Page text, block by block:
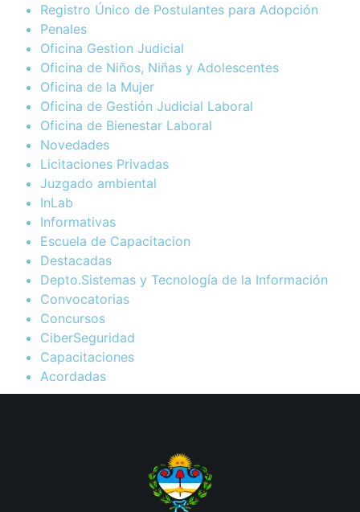
Registro Único de Postulantes para Adopción
Penales
Oficina Gestion Judicial
Oficina de Niños, Niñas y Adolescentes
Oficina de la Mujer
Oficina de Gestión Judicial Laboral
Oficina de Bienestar Laboral
Novedades
Licitaciones Privadas
Juzgado ambiental
InLab
Informativas
Escuela de Capacitacion
Destacadas
Depto.Sistemas y Tecnología de la Información
Convocatorias
Concursos
CiberSeguridad
Capacitaciones
Acordadas